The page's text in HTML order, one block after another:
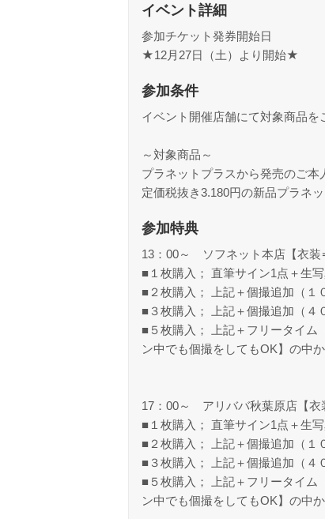
イベント詳細
参加チケット発券開始日
★12月27日（土）より開始★
参加条件
イベント開催店舗にて対象商品を
～対象商品～
プラネットプラスから発売のご本
定価税抜き3.180円の新品プラネ
参加特典
13：00～ ソフネット本店【衣装
■１枚購入； 直筆サイン1点＋生
■２枚購入； 上記＋個撮追加（１
■３枚購入； 上記＋個撮追加（４
■５枚購入； 上記＋フリータイム
ン中でも個撮をしてもOK】の中
17：00～ アリババ秋葉原店【衣
■１枚購入； 直筆サイン1点＋生
■２枚購入； 上記＋個撮追加（１
■３枚購入； 上記＋個撮追加（４
■５枚購入； 上記＋フリータイム
ン中でも個撮をしてもOK】の中